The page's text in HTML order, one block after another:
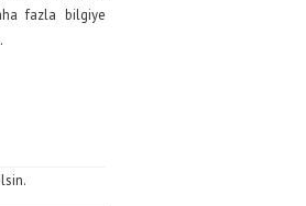
fazla bilgiye